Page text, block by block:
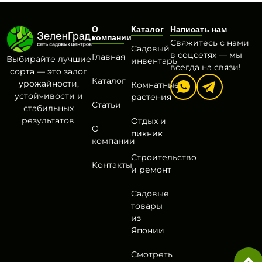
Выбирайте лучшие
сорта — это залог
урожайности,
устойчивости и
стабильных
результатов.
О
компании
Главная
Каталог
Статьи
О
компании
Контакты
Каталог
Садовый
инвентарь
Комнатные
растения
Отдых и
пикник
Строительство
и ремонт
Садовые
товары
из
Японии
Смотреть
Написать нам
Свяжитесь с нами
в соцсетях — мы
всегда на связи!